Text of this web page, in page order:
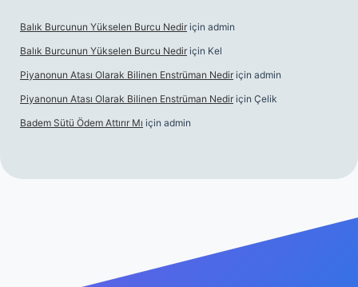
Balık Burcunun Yükselen Burcu Nedir için admin
Balık Burcunun Yükselen Burcu Nedir için Kel
Piyanonun Atası Olarak Bilinen Enstrüman Nedir için admin
Piyanonun Atası Olarak Bilinen Enstrüman Nedir için Çelik
Badem Sütü Ödem Attırır Mı için admin